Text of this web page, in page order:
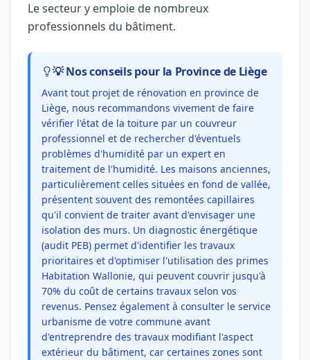
Le secteur y emploie de nombreux
professionnels du bâtiment.
💡 Nos conseils pour la Province de Liège
Avant tout projet de rénovation en province de
Liège, nous recommandons vivement de faire
vérifier l'état de la toiture par un couvreur
professionnel et de rechercher d'éventuels
problèmes d'humidité par un expert en
traitement de l'humidité. Les maisons anciennes,
particulièrement celles situées en fond de vallée,
présentent souvent des remontées capillaires
qu'il convient de traiter avant d'envisager une
isolation des murs. Un diagnostic énergétique
(audit PEB) permet d'identifier les travaux
prioritaires et d'optimiser l'utilisation des primes
Habitation Wallonie, qui peuvent couvrir jusqu'à
70% du coût de certains travaux selon vos
revenus. Pensez également à consulter le service
urbanisme de votre commune avant
d'entreprendre des travaux modifiant l'aspect
extérieur du bâtiment, car certaines zones sont